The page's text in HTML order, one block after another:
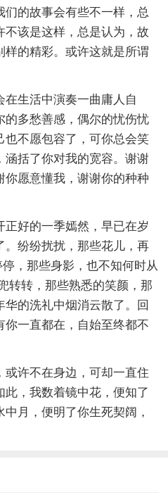
的故事会有些不一样，总
不该是这样，总是认为，故
的精彩。或许这就是所谓
在生活中演奏一曲庸人自
的多愁善感，偶尔的忧伤忧
也不愿包容了，可你总会笑
涵括了你对我的宽容。谢谢
愿意懂我，谢谢你的种种
正好的一季嫣然，早已在岁
。纷纷扰扰，那些花儿，再
，那些身影，也不知何时从
转转，那些熟悉的笑颜，那
的洗礼中烟消云散了。回
你一直都在，自始至终都不
或许不在身边，可却一直住
，我数着镜中花，便知了
月，便明了你生死契阔，